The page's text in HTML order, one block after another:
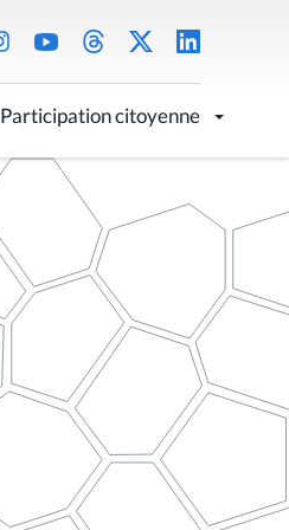
Participation citoyenne